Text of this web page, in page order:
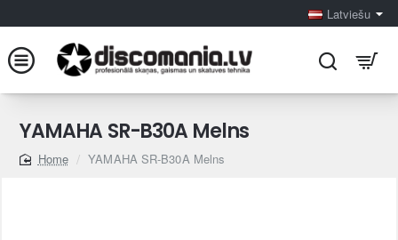
Latviešu
YAMAHA SR-B30A Melns
home
YAMAHA SR-B30A Melns